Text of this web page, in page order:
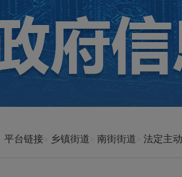
平台链接 乡镇街道 南街街道 法定主